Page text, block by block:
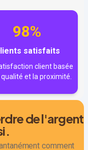
98%
satisfaits
client basée
et la proximité.
de l'argent
comment